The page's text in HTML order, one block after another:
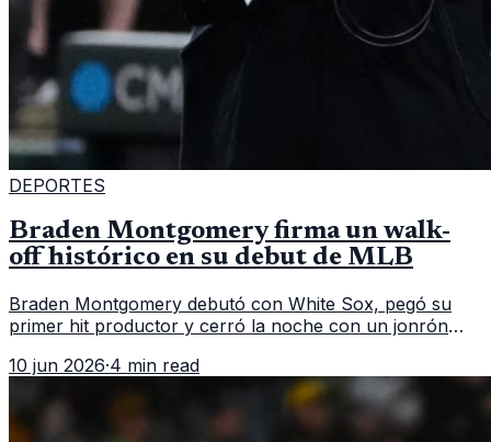
DEPORTES
Braden Montgomery firma un walk-
off histórico en su debut de MLB
Braden Montgomery debutó con White Sox, pegó su
primer hit productor y cerró la noche con un jonrón
caso de este tipo en la historia.
10 jun 2026·4 min read